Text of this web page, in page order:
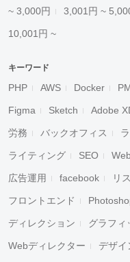
~ 3,000円 3,001円 ~
10,001円 ~
キーワード
PHP AWS Docker
Figma Sketch Adobe
労務 バックオフィス
ライティング SEO
広告運用 facebook リ
フロントエンド
ディレクション グラフィ
Webディレクター デザイ